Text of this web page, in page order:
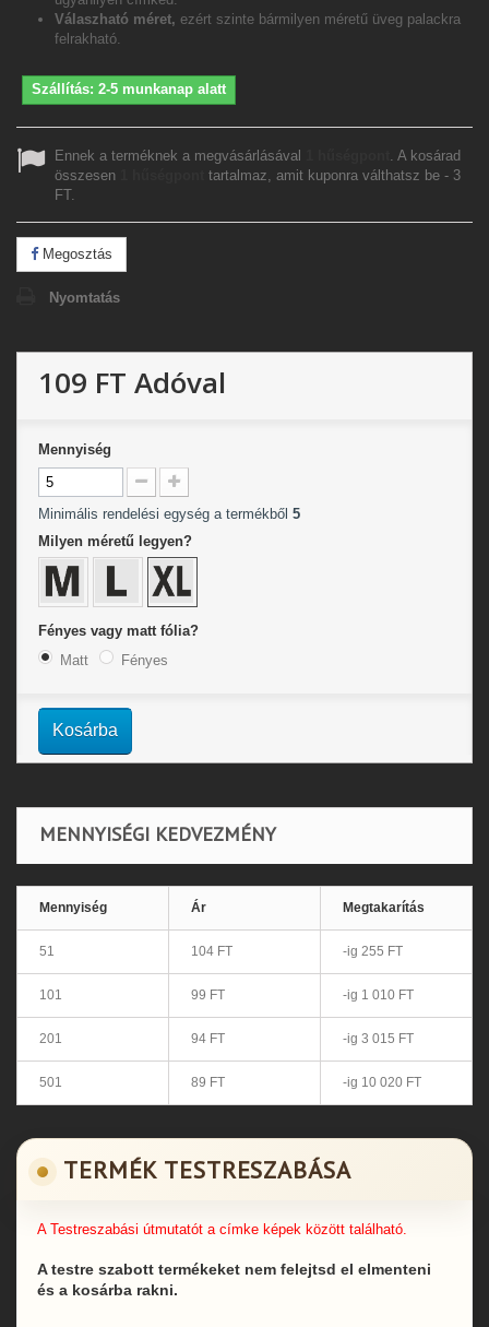
Válaszható méret, ezért szinte bármilyen méretű üveg palackra
felrakható.
Szállítás: 2-5 munkanap alatt
Ennek a terméknek a megvásárlásával
. A kosárad
összesen
tartalmaz, amit kuponra válthatsz be - 3
FT.
Megosztás
Nyomtatás
109 FT Adóval
Mennyiség
Minimális rendelési egység a termékből 5
Milyen méretű legyen?
Fényes vagy matt fólia?
Matt
Fényes
Kosárba
MENNYISÉGI KEDVEZMÉNY
Mennyiség Ár Megtakarítás
51 104 FT -ig 255 FT
101 99 FT -ig 1 010 FT
201 94 FT -ig 3 015 FT
501 89 FT -ig 10 020 FT
TERMÉK TESTRESZABÁSA
A Testreszabási útmutatót a címke képek között található.
A testre szabott termékeket nem felejtsd el elmenteni
és a kosárba rakni.